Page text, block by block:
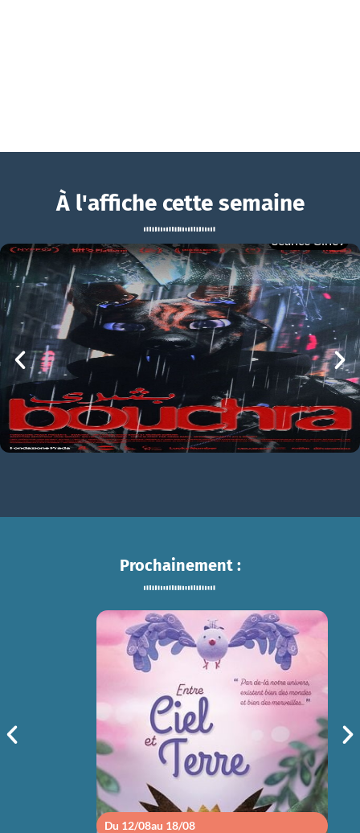
Beurk !
Beurk ! Bande-annonce VF
À l'affiche cette semaine
BOUCHRA
mer 05/08
21h00
Prochainement :
Du 12/08au 18/08
ENTRE CIEL ET TERRE
sam 15/08
14h30